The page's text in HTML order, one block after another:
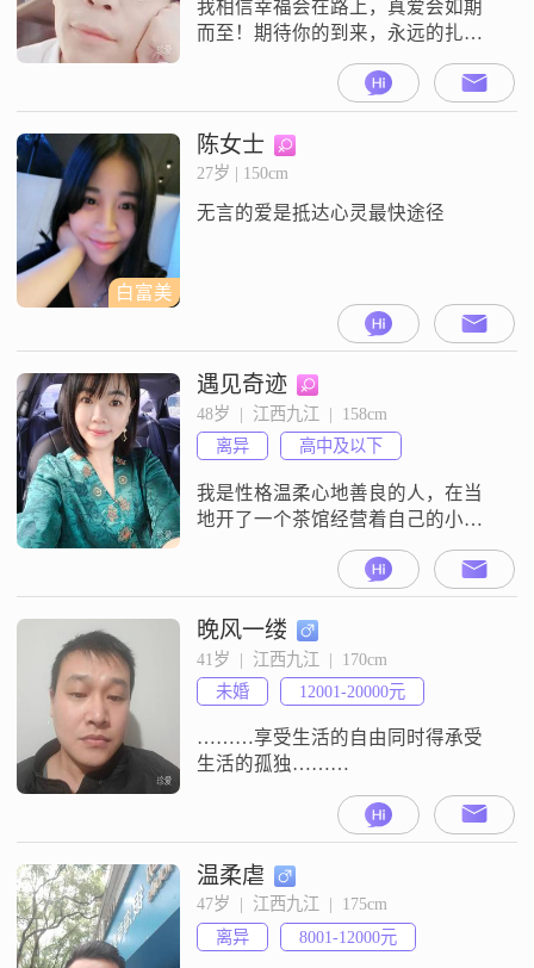
我相信幸福会在路上，真爱会如期
而至！期待你的到来，永远的扎根
白富美
陈女士
27岁 | 150cm
无言的爱是抵达心灵最快途径
遇见奇迹
48岁  |  江西九江  |  158cm
离异
高中及以下
我是性格温柔心地善良的人，在当
地开了一个茶馆经营着自己的小
店，已离异快5年了，现实生活中还
未找到合适的人，所以通过平台是
否遇上有缘人，真心希望对方性格
和善，有内涵，有上进心，本人资
料相片一切属实，我是诚心诚意的
想找一个合拍，三观一致的人，谢
谢！
晚风一缕
41岁  |  江西九江  |  170cm
未婚
12001-20000元
………享受生活的自由同时得承受
生活的孤独………
温柔虐
47岁  |  江西九江  |  175cm
离异
8001-12000元